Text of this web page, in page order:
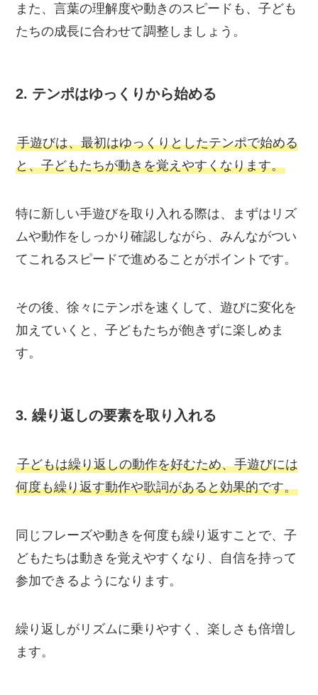
また、言葉の理解度や動きのスピードも、子ども
たちの成長に合わせて調整しましょう。
2. テンポはゆっくりから始める
手遊びは、最初はゆっくりとしたテンポで始める
と、子どもたちが動きを覚えやすくなります。
特に新しい手遊びを取り入れる際は、まずはリズ
ムや動作をしっかり確認しながら、みんながつい
てこれるスピードで進めることがポイントです。
その後、徐々にテンポを速くして、遊びに変化を
加えていくと、子どもたちが飽きずに楽しめま
す。
3.繰り返しの要素を取り入れる
子どもは繰り返しの動作を好むため、手遊びには
何度も繰り返す動作や歌詞があると効果的です。
同じフレーズや動きを何度も繰り返すことで、子
どもたちは動きを覚えやすくなり、自信を持って
参加できるようになります。
繰り返しがリズムに乗りやすく、楽しさも倍増し
ます。